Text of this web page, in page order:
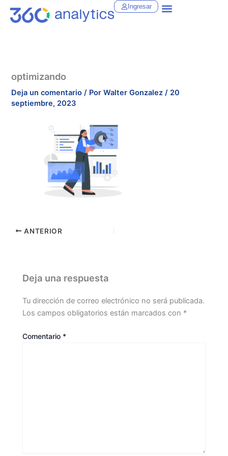
Ingresar
optimizando
Deja un comentario / PorWalter Gonzalez/ 20
septiembre, 2023
ANTERIOR
Deja una respuesta
Tu dirección de correo electrónico no será publicada.
Los campos obligatorios están marcados con *
Comentario *